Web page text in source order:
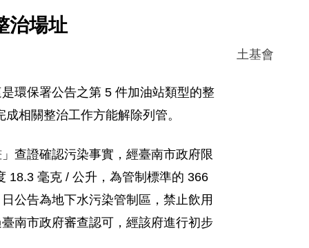
治場址
土基會
環保署公告之第 5 件加油站類型的整
相關整治工作方能解除列管。
查證確認污染事實，經臺南市政府限
18.3 毫克 / 公升，為管制標準的 366
公告為地下水污染管制區，禁止飲用
南市政府審查認可，經該府進行初步